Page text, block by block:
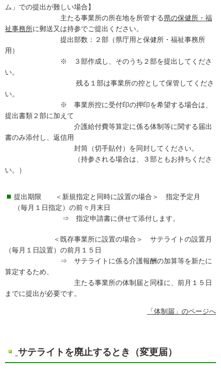
ム」での提出が難しい場合】
主たる事業所の所在地を所管する県の保健所・福
祉事務所に郵送又は持参でご提出ください。
提出部数：２部（県庁用と保健所・福祉事務所
用）
※ ３部作成し、そのうち２部を提出してくださ
い。
残る１部は事業所の控として保管してくださ
い。
※ 事業所控に受付印の押印を希望する場合は、
提出書類２部に加えて
介護給付費等算定に係る体制等に関する届出
書のみ添付し、返信用
封筒（切手貼付）を同封してください。
（持参される場合は、３部ともお持ちくださ
い。）
提出期限 ＜新規指定と同時に設置の場合＞ 指定予定月
（毎月１日指定）の前々月末日
⇒ 指定申請書に併せて添付します。
＜既存事業所に設置の場合＞ サテライトの設置月
（毎月１日設置）の前月１５日
⇒ サテライトに係る介護報酬の加算等を新たに
算定するため、
主たる事業所の体制届と同様に、前月１５日
までに提出が必要です。
「体制届」のページへ
サテライトを廃止するとき（変更届）